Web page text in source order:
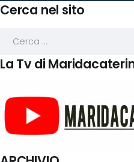
Cerca nel sito
La Tv di